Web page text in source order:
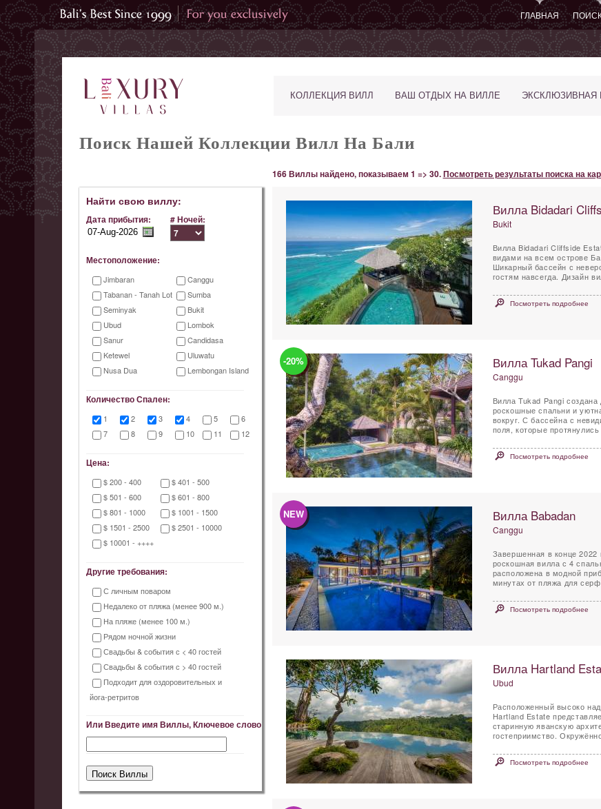
ГЛАВНАЯ
КОЛЛЕКЦИЯ ВИЛЛ ВАШ ОТДЫХ НА ВИЛЛЕ ЭКСКЛЮЗИВНАЯ
Поиск Нашей Коллекции Вилл На Бали
Найти свою виллу:
Дата прибытия: # Ночей:
Местоположение:
Jimbaran
Canggu
Tabanan - Tanah Lot
Sumba
Seminyak
Bukit
Ubud
Lombok
Sanur
Candidasa
Ketewel
Uluwatu
Nusa Dua
Lembongan Island
Количество Спален:
1 2 3 4 5
6
7
8 9 10 11 12
Цена:
$ 200 - 400
$ 401 - 500
$ 501 - 600
$ 601 - 800
$ 801 - 1000
$ 1001 - 1500
$ 1501 - 2500
$ 2501 - 10000
$ 10001 - ++++
Другие требования:
С личным поваром
Недалеко от пляжа (менее 900 м.)
На пляже (менее 100 м.)
Рядом ночной жизни
Свадьбы & события с < 40 гостей
Свадьбы & события с > 40 гостей
Подходит для оздоровительных и
йога-ретритов
Или Введите имя Виллы, Ключевое слово
166 Виллы найдено, показываем 1 => 30.Посмотреть результаты поиска на
Вилла Bidadari
Bukit
Вилла Bidadari Cliffside
видами на всем острове
Шикарный бассейн с
гостям навсегда. Дизайн
Посмотреть подробнее
Вилла Tukad Pangi
Canggu
-20%
Вилла Tukad Pangi
роскошные спальни и
вокруг. С бассейна с невидимым краем открываются виды на реку Панджи и рисовые
поля, которые протянулись
Посмотреть подробнее
Вилла Babadan
Canggu
NEW
Завершенная в конце 2022
роскошная вилла с 4
расположена в модной
минутах от пляжа для
Посмотреть подробнее
Вилла Hartland
Ubud
Расположенный высоко
Hartland Estate
старинную яванскую
гостеприимство.
Посмотреть подробнее